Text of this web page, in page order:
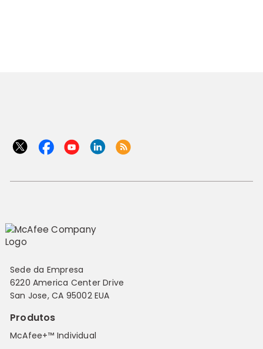
Sede da Empresa
6220 America Center Drive
San Jose, CA 95002 EUA
Produtos
McAfee+™ Individual